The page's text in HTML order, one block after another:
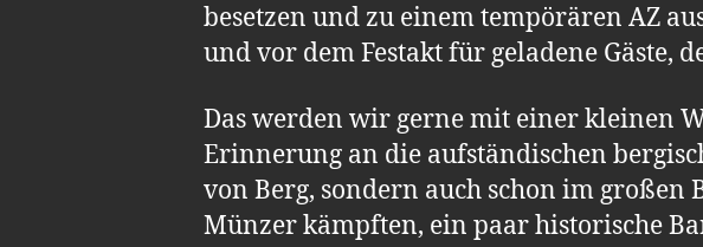
besetzen und zu einem tempörären AZ
und vor dem Festakt für geladene Gäste,
Das werden wir gerne mit einer kleinen
Erinnerung an die aufständischen
von Berg, sondern auch schon im großen
Münzer kämpften, ein paar historische